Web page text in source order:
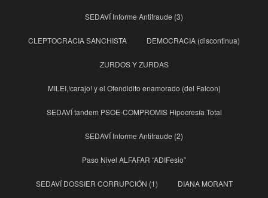
SEDAVÍ Informe Antifraude (3)
CLEPTOCRACIA SANCHISTA DEMOCRACIA (discontinua)
ZURDOS Y ZURDAS
MILEI,!carajo! y el Ofendidito enamorado (del Falcon)
SEDAVÍ tandem PSOE-COMPROMIS Hipocresía Total
SEDAVÍ Informe Antifraude (2)
Paso Nivel ALFAFAR “ADIFesio”
SEDAVÍ DOSSIER CORRUPCIÓN (1) DIANA MORANT